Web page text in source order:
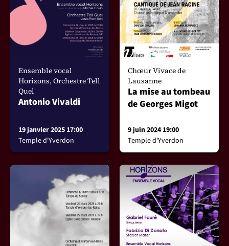
Ensemble vocal
Horizons, Orchestre Tell
Quel
Antonio Vivaldi
19 janvier 2025 17:00
Temple d'Yverdon
Chœur Vivace de
Lausanne
La mise au tombeau
de Georges Migot
9 juin 2024 19:00
Temple d'Yverdon